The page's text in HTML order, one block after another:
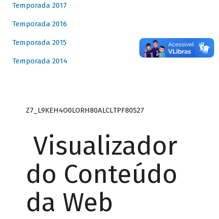
Temporada 2017
Temporada 2016
Temporada 2015
Temporada 2014
Z7_L9KEH4O0LORH80ALCLTPF80S27
Visualizador
do Conteúdo
da Web